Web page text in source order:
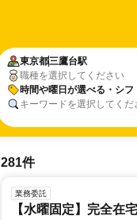
東京都三鷹台駅
職種を選択してください
時間や曜日が選べる・シフ
キーワードを選択してくだ
281件
業務委託
【水曜固定】完全在